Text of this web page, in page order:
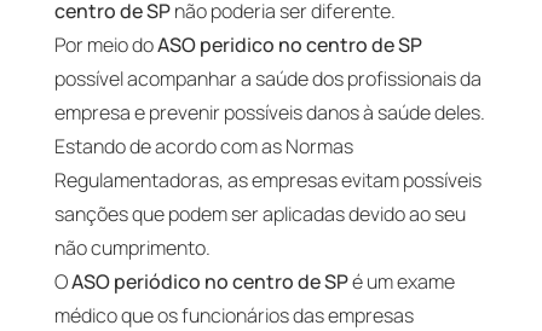
centro de SPnão poderia ser diferente.
Por meio doASO peridico no centro de SP
possível acompanhar a saúde dos profissionais da
empresa e prevenir possíveis danos à saúde deles.
Estando de acordo com as Normas
Regulamentadoras, as empresas evitam possíveis
sanções que podem ser aplicadas devido ao seu
não cumprimento.
OASO periódico no centro de SPé um exame
médico que os funcionários das empresas